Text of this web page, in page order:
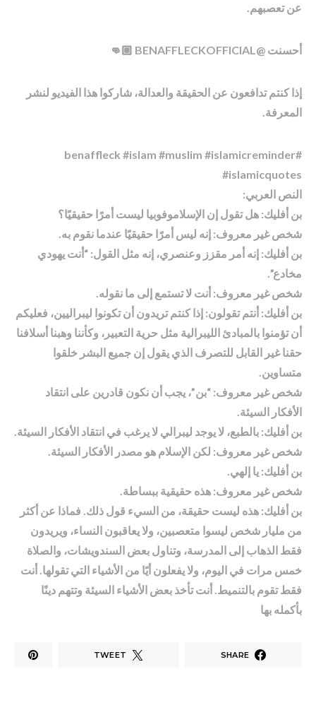
عن تعصبهم.
أحسنت @BENAFFLECKOFFICIAL 👊🏼
إذا كنتم تدافعون عن الحقيقة والعدالة، شاركوا هذا الفيديو لنشر
المعرفة.
#benaffleck #islam #muslim #islamicreminder
#islamicquotes
النص العربي:
بن أفليك: هل تقول إن الإسلاموفوبيا ليست أمرًا حقيقيًا؟
شخص غير معروف: إنه ليس أمرًا حقيقيًا عندما نقوم به.
بن أفليك: إنه أمر مقزز وعنصري، إنه مثل القول: “أنت يهودي
مخادع”.
شخص غير معروف: أنت لا تستمع إلى ما نقوله.
بن أفليك: أنتم تقولون: إذا كنتم تريدون أن تكونوا ليبراليين، فعليكم
أن تؤمنوا بالمبادئ الليبرالية مثل حرية التعبير، وكأننا وهبنا أسلافنا
حقنا غير القابل للتصرف الذي يقول إن جميع البشر خلقوا
متساوين.
شخص غير معروف: “بن”، يجب أن نكون قادرين على انتقاد
الأفكار السيئة.
بن أفليك: بالطبع، لا يوجد ليبرالي لا يرغب في انتقاد الأفكار السيئة.
شخص غير معروف: لكن الإسلام هو مصدر الأفكار السيئة.
بن أفليك: يا إلهي.
شخص غير معروف: هذه حقيقية ببساطة.
بن أفليك: هذه ليست حقيقة، من السيء قول ذلك. فماذا عن أكثر
من مليار شخص ليسوا متعصبين، ولا يعاقبون النساء، ويريدون
فقط الذهاب إلى المدرسة، وتناول بعض السندويشات، والصلاة
خمس مرات في اليوم، ولا يفعلون أيًا من الأشياء التي تقولها. أنت
فقط تقوم بالتنميط. أنت تأخذ بعض الأشياء السيئة وتتهم دينًا
بأكمله بها
SHARE
TWEET